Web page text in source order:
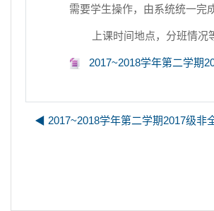
需要学生操作，由系统统一完成
上课时间地点，分班情
2017~2018学年第二学期
◀︎ 2017~2018学年第二学期2017级非